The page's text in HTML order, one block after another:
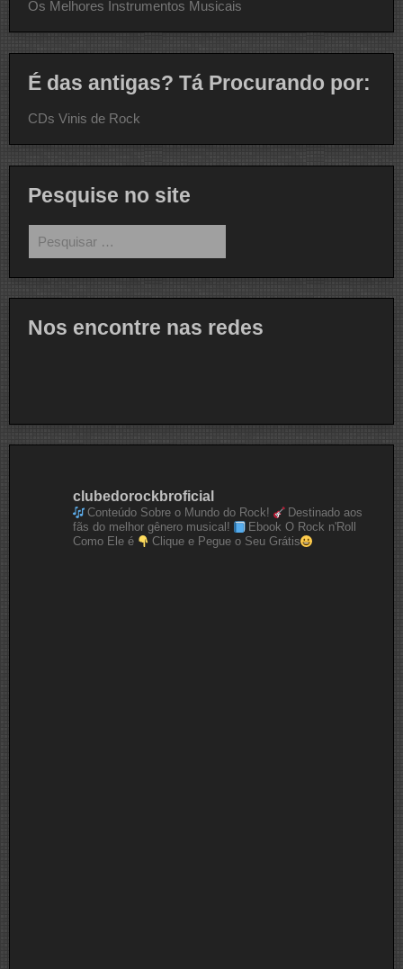
Os Melhores Instrumentos Musicais
É das antigas? Tá Procurando por:
CDs Vinis de Rock
Pesquise no site
por:
Nos encontre nas redes
clubedorockbroficial
Conteúdo Sobre o Mundo do Rock!
Destinado aos
fãs do melhor gênero musical!
Ebook O Rock n'Roll
Como Ele é
Clique e Pegue o Seu Grátis